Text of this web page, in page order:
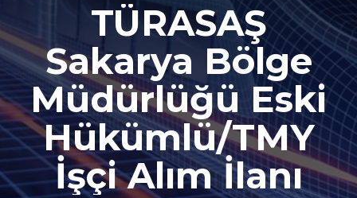
TÜRASAŞ
Sakarya Bölge
Müdürlüğü Eski
Hükümlü/TMY
İşçi Alım İlanı